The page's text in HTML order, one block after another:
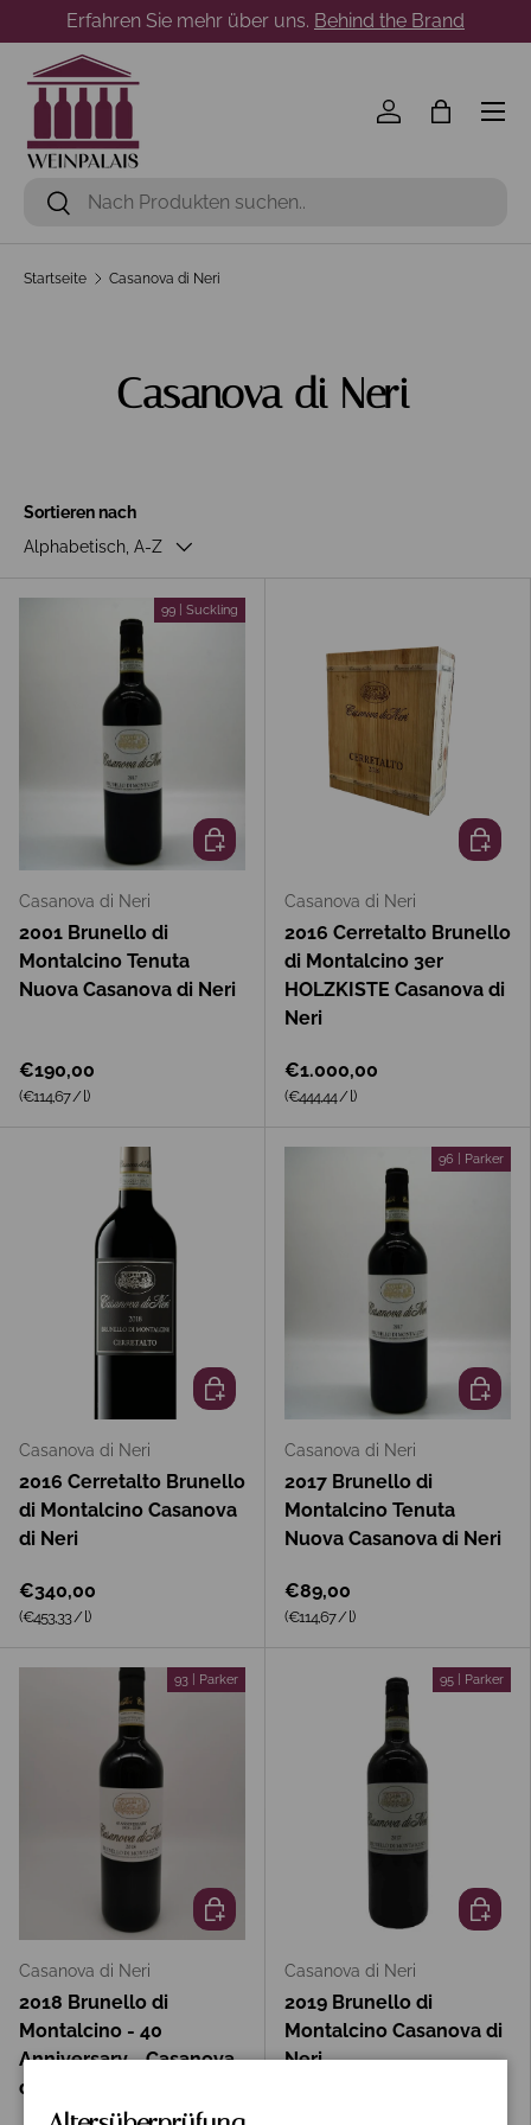
Direkt zum Inhalt
Erfahren Sie mehr über uns. Behind the Brand
Suchen
Suchen
Einloggen
Menü
Startseite Casanova di Neri
Casanova di Neri
Sortieren nach
Alphabetisch, A-Z
99 | Suckling
Casanova di Neri
2001 Brunello di
Montalcino Tenuta
Nuova Casanova di Neri
€190,00
Grundpreis
(€114,67/l)
In den Warenkorb
Casanova di Neri
2016 Cerretalto Brunello
di Montalcino 3er
HOLZKISTE Casanova di
Neri
€1.000,00
Grundpreis
(€444,44 /l)
In den
Casanova di Neri
2016 Cerretalto Brunello
di Montalcino Casanova
di Neri
€340,00
Grundpreis
(€453,33 /l)
In den Warenkorb
96 | Parker
Casanova di Neri
2017 Brunello di
Montalcino Tenuta
Nuova Casanova di Neri
€89,00
Grundpreis
(€114,67/l)
In den
93 | Parker
Casanova di Neri
2018 Brunello di
Montalcino - 40
Anniversary - Casanova
di Neri
In den Warenkorb
95 | Parker
Casanova di Neri
2019 Brunello di
Montalcino Casanova di
Neri
In den